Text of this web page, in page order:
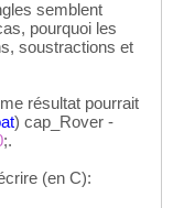
semblent
pourquoi les
soustractions et
résultat pourrait
) cap_Rover -
;.
(en C):